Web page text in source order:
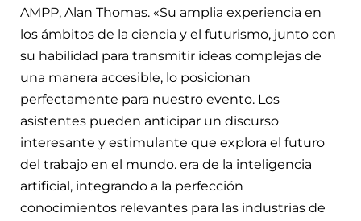
AMPP, Alan Thomas. «Su amplia experiencia en
los ámbitos de la ciencia y el futurismo, junto con
su habilidad para transmitir ideas complejas de
una manera accesible, lo posicionan
perfectamente para nuestro evento. Los
asistentes pueden anticipar un discurso
interesante y estimulante que explora el futuro
del trabajo en el mundo. era de la inteligencia
artificial, integrando a la perfección
conocimientos relevantes para las industrias de